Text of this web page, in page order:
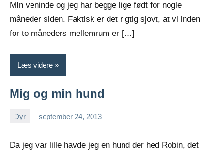
MIn veninde og jeg har begge lige født for nogle
måneder siden. Faktisk er det rigtig sjovt, at vi inden
for to måneders mellemrum er […]
Læs videre
Mig og min hund
Dyr september 24, 2013
Esben
Da jeg var lille havde jeg en hund der hed Robin, det